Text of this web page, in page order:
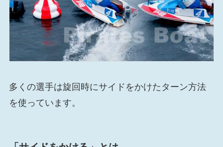
多くの選手は旋回時にサイドをかけたターン方法
を使っています。